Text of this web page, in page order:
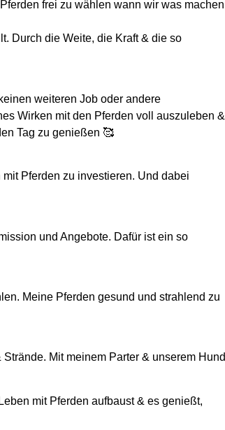
frei zu wählen wann wir was machen
Durch die Weite, die Kraft & die so
weiteren Job oder andere
Wirken mit den Pferden voll auszuleben &
Tag zu genießen 🥰
Pferden zu investieren. Und dabei
und Angebote. Dafür ist ein so
Meine Pferden gesund und strahlend zu
Mit meinem Parter & unserem Hund
mit Pferden aufbaust & es genießt,